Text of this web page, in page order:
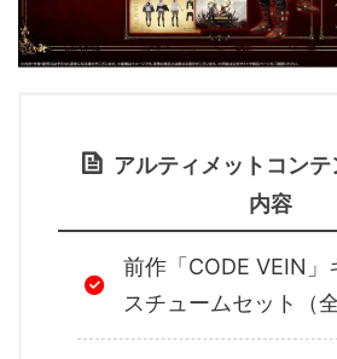
アルティメットコン
内容
前作「CODE VEIN」
スチュームセット（